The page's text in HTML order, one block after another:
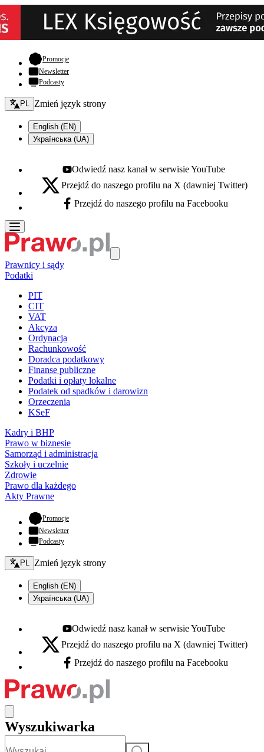
Promocje- otwiera się w nowej karcie
Newsletter
Podcasty
Zmień język - bieżący:
PL Zmień język strony
English (EN)
Українська (UA)
Youtube - otwiera się w nowej karcie
Odwiedź nasz kanał w serwisie YouTube
X - otwiera się w nowej karcie
Przejdź do naszego profilu na X (dawniej Twitter)
Facebook - otwiera się w nowej karcie
Przejdź do naszego profilu na Facebooku
Prawnicy i sądy
Podatki
PIT
CIT
VAT
Akcyza
Ordynacja
Rachunkowość
Doradca podatkowy
Finanse publiczne
Podatki i opłaty lokalne
Podatek od spadków i darowizn
Orzeczenia
KSeF
Kadry i BHP
Prawo w biznesie
Samorząd i administracja
Szkoły i uczelnie
Zdrowie
Prawo dla każdego
Akty Prawne
Promocje- otwiera się w nowej karcie
Newsletter
Podcasty
Zmień język - bieżący:
PL Zmień język strony
English (EN)
Українська (UA)
Youtube - otwiera się w nowej karcie
Odwiedź nasz kanał w serwisie YouTube
X - otwiera się w nowej karcie
Przejdź do naszego profilu na X (dawniej Twitter)
Facebook - otwiera się w nowej karcie
Przejdź do naszego profilu na Facebooku
Wyszukiwarka
Szukaj